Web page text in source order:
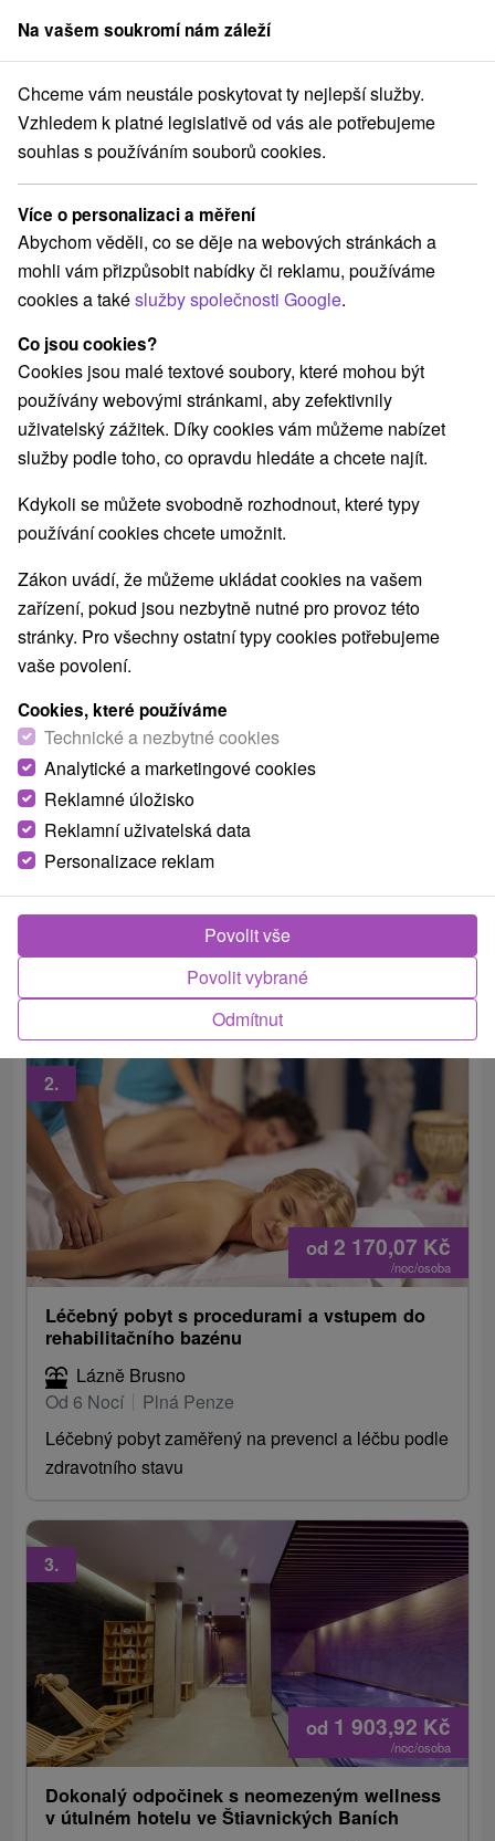
člen skupinySorger
Pobyty na Slovensku Relaxační pobyty Horehronie
Relaxační pobyty Horehronie
Kategorie
Všechny kategorie
Pobyty v akci(11)
Wellness pobyty(9) Víkendové pobyty(8)
Romantické pobyty
Rodinné pobyty(7)
Vyberte lokalitu nebo termín
Nejprodávanější
1.
Relaxační pobyt a pohoda v lázních se slevou
20 %
Lázně Brusno
Od 2 Nocí
Plná Penze
Užívejte si léčivou sílu Brusna, hodinový vstup do
rehabilitačního bazénu, denní dávku léčivých
procedur pod dohledem lékaře a...
od 2 170,07 Kč
/noc/osoba
2.
Léčebný pobyt s procedurami a vstupem do
rehabilitačního bazénu
Lázně Brusno
Od 6 Nocí
Plná Penze
Léčebný pobyt zaměřený na prevenci a léčbu podle
zdravotního stavu
od 1 903,92 Kč
/noc/osoba
3.
Dokonalý odpočinek s neomezeným wellness
v útulném hotelu ve Štiavnických Baních
Na vašem soukromí nám záleží
Chceme vám neustále poskytovat ty nejlepší služby.
Vzhledem k platné legislativě od vás ale potřebujeme
souhlas s používáním souborů cookies.
Více o personalizaci a měření
Abychom věděli, co se děje na webových stránkách a
mohli vám přizpůsobit nabídky či reklamu, používáme
cookies a takéslužby společnosti Google.
Co jsou cookies?
Cookies jsou malé textové soubory, které mohou být
používány webovými stránkami, aby zefektivnily
uživatelský zážitek. Díky cookies vám můžeme nabízet
služby podle toho, co opravdu hledáte a chcete najít.
Kdykoli se můžete svobodně rozhodnout, které typy
používání cookies chcete umožnit.
Zákon uvádí, že můžeme ukládat cookies na vašem
zařízení, pokud jsou nezbytně nutné pro provoz této
stránky. Pro všechny ostatní typy cookies potřebujeme
vaše povolení.
Cookies, které používáme
Technické a nezbytné cookies
Analytické a marketingové cookies
Reklamné úložisko
Reklamní uživatelská data
Personalizace reklam
Odmítnut
Povolit vybrané
Povolit vše